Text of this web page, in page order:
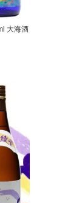
大海酒